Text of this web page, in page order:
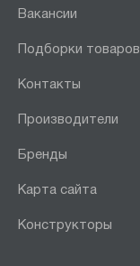
Вакансии
Подборки товаров
Контакты
Производители
Бренды
Карта сайта
Конструкторы